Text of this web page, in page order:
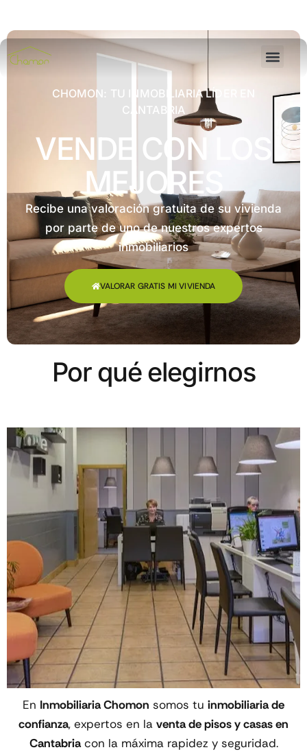
CHOMON: TU INMOBILIARIA LÍDER EN
CANTABRIA
VENDE CON LOS
MEJORES
Recibe una valoración gratuita de su vivienda
por parte de uno de nuestros expertos
inmobiliarios
VALORAR GRATIS MI VIVIENDA
Por qué elegirnos
En Inmobiliaria Chomon somos tu inmobiliaria de
confianza, expertos en la venta de pisos y casas en
Cantabriacon la máxima rapidez y seguridad.